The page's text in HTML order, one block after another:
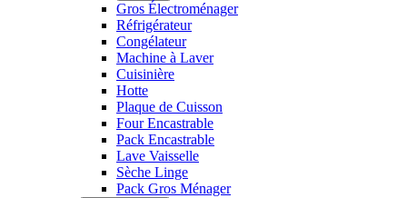
Gros Électroménager
Réfrigérateur
Congélateur
Machine à Laver
Cuisinière
Hotte
Plaque de Cuisson
Four Encastrable
Pack Encastrable
Lave Vaisselle
Sèche Linge
Pack Gros Ménager